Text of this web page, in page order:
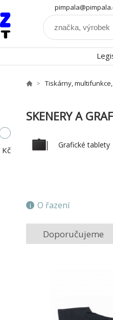
Kč
Tiskárny,
SKENERY A
Grafické tablety
O řazení
Doporučujeme